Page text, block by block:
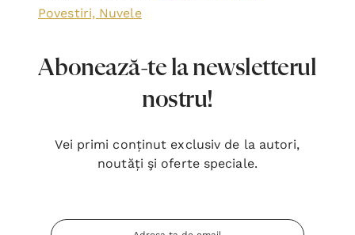
Povestiri, Nuvele
Abonează-te la newsletterul
nostru!
Vei primi conținut exclusiv de la autori,
noutăți şi oferte speciale.
Adresa